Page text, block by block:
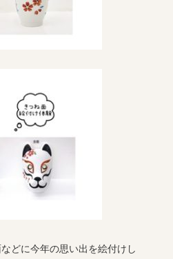
どに今年の思い出を絵付けし